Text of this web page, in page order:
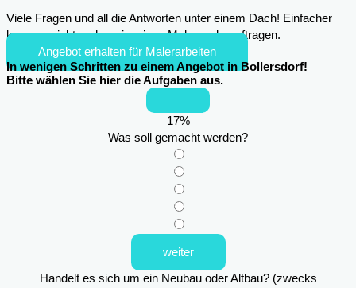
Viele Fragen und all die Antworten unter einem Dach! Einfacher
kann es nicht mehr sein, einen Maler zu beauftragen.
Angebot erhalten für Malerarbeiten
In wenigen Schritten zu einem Angebot in Bollersdorf!
Bitte wählen Sie hier die Aufgaben aus.
17%
Was soll gemacht werden?
weiter
Handelt es sich um ein Neubau oder Altbau? (zwecks